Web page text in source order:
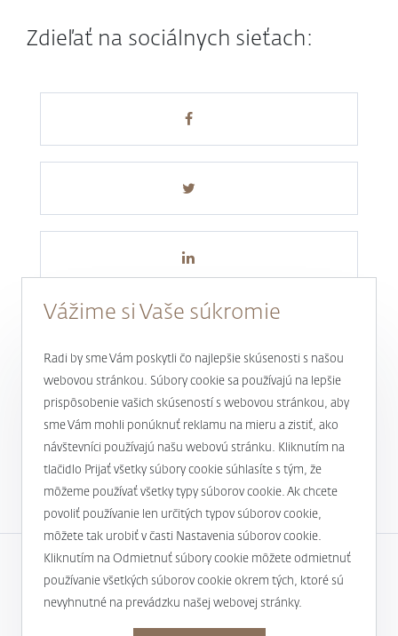
Zdieľať na sociálnych sieťach:
Novinky a aktuality
1
Vážime si Vaše súkromie
Radi by sme Vám poskytli čo najlepšie skúsenosti s našou
webovou stránkou. Súbory cookie sa používajú na lepšie
prispôsobenie vašich skúseností s webovou stránkou, aby
sme Vám mohli ponúknuť reklamu na mieru a zistiť, ako
návštevníci používajú našu webovú stránku. Kliknutím na
tlačidlo Prijať všetky súbory cookie súhlasíte s tým, že
môžeme používať všetky typy súborov cookie. Ak chcete
povoliť používanie len určitých typov súborov cookie,
môžete tak urobiť v časti Nastavenia súborov cookie.
Kliknutím na Odmietnuť súbory cookie môžete odmietnuť
používanie všetkých súborov cookie okrem tých, ktoré sú
nevyhnutné na prevádzku našej webovej stránky.